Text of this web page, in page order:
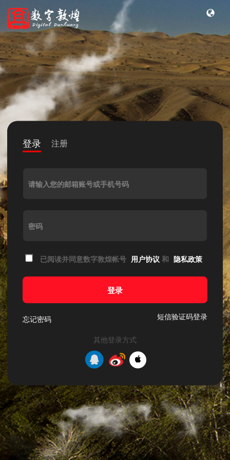
登录 注册
请输入您的邮箱账号或手机号码
密码
已阅读并同意数字敦煌帐号 用户协议 和 隐私政策
登录
忘记密码 短信验证码登录
其他登录方式